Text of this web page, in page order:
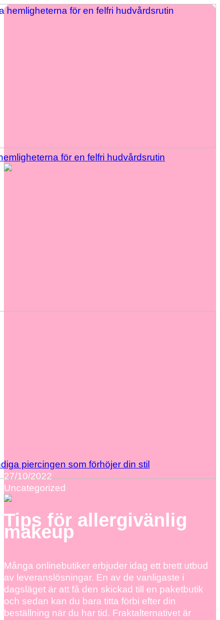
för en felfri hudvårdsrutin
piercingen som förhöjer din stil
27/10/2022
Uncategorized
Tips för allergivänlig
makeup
Många onlinebutiker erbjuder idag ett brett utbud
av leveranslösningar. En av de vanligaste i
dagsläget är att få den skickad till en paketbutik
och sedan kan du bara titta förbi efter din
beställning när du har tid. Fraktalternativet är